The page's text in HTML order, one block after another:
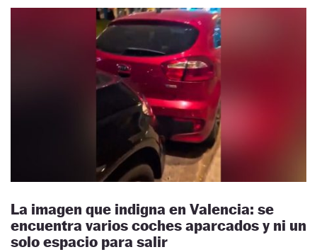
La imagen que indigna en Valencia: se
encuentra varios coches aparcados y ni un
solo espacio para salir